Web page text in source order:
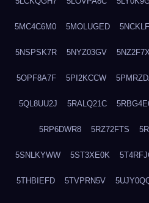
5MC4C6M0 5MOLUGED
5NSPSK7R 5NYZ03GV
5OPF8A7F 5PI2KCCW
5QL8UU2J 5RALQ21C
5RP6DWR8 5RZ72FTS
5SNLKYWW 5ST3XE0K
5THBIEFD 5TVPRN5V